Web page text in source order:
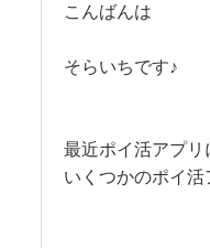
こんばんは
そらいちです♪
最近ポイ活アプリ
いくつかのポイ